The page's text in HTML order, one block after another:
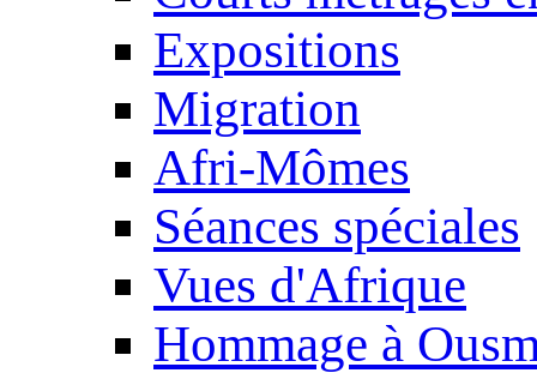
Expositions
Migration
Afri-Mômes
Séances spéciales
Vues d'Afrique
Hommage à